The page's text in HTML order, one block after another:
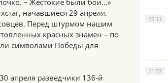
– Жестокие были бои...»
начавшиеся 29 апреля.
Перед штурмом нашим
красных знамен – по
символами Победы для
апреля разведчики 136-й
22:11
21:57